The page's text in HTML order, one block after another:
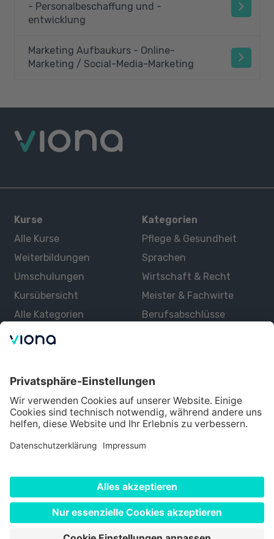
- Personalbeschaffung und -
entwicklung
Marketing Aufbaukurs - Online-
Marketing / Social-Media-Marketing
Kurse
Alle Kurse
Weiterbildungen
Umschulungen
Kursübersicht
Alle Kategorien
Kategorien
Pflege & Gesundheit
Sprachen
Wirtschaft & Recht
Meister & Fachwirte
Berufsabschlüsse
Über uns
Lernen mit Viona
Alle Partner
Partner werden
Impressum
Nutzungsbedingungen
Cookie Einstellungen